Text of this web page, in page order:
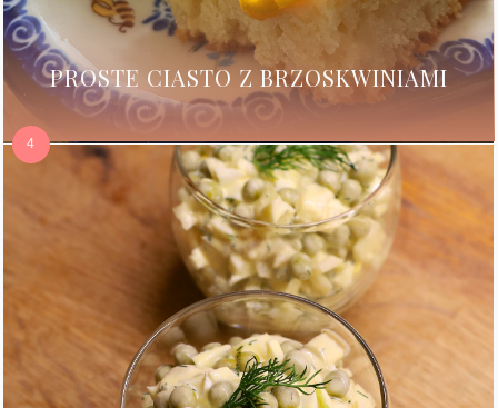
PROSTE CIASTO Z BRZOSKWINIAMI